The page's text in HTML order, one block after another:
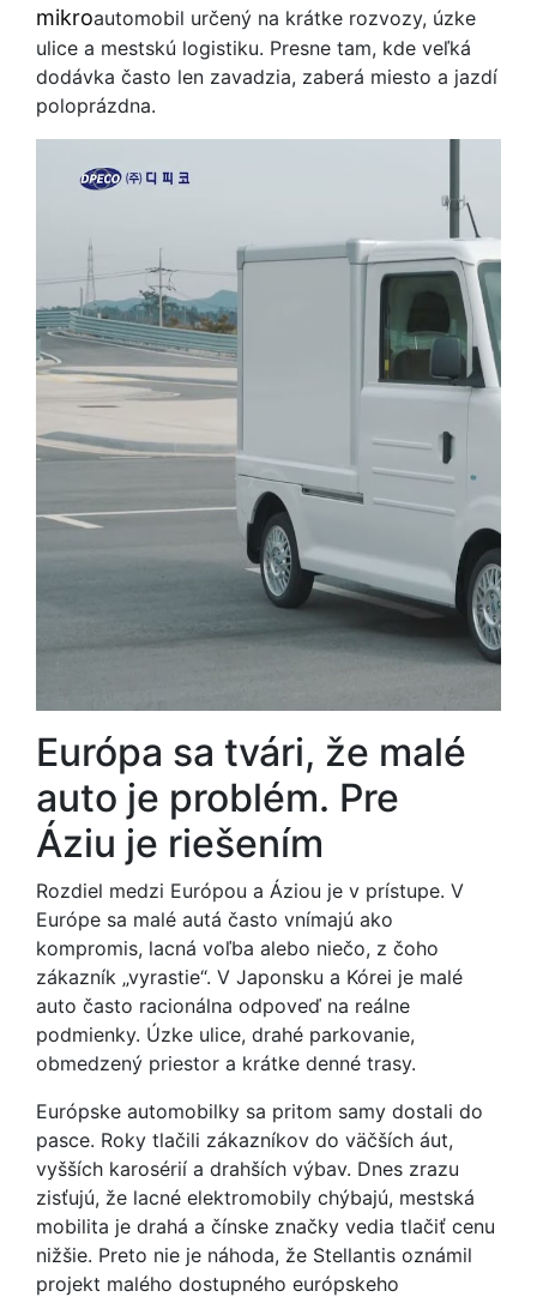
mikroautomobil určený na krátke rozvozy, úzke
ulice a mestskú logistiku. Presne tam, kde veľká
dodávka často len zavadzia, zaberá miesto a jazdí
poloprázdna.
Európa sa tvári, že malé
auto je problém. Pre
Áziu je riešením
Rozdiel medzi Európou a Áziou je v prístupe. V
Európe sa malé autá často vnímajú ako
kompromis, lacná voľba alebo niečo, z čoho
zákazník „vyrastie“. V Japonsku a Kórei je malé
auto často racionálna odpoveď na reálne
podmienky. Úzke ulice, drahé parkovanie,
obmedzený priestor a krátke denné trasy.
Európske automobilky sa pritom samy dostali do
pasce. Roky tlačili zákazníkov do väčších áut,
vyšších karosérií a drahších výbav. Dnes zrazu
zisťujú, že lacné elektromobily chýbajú, mestská
mobilita je drahá a čínske značky vedia tlačiť cenu
nižšie. Preto nie je náhoda, že Stellantis oznámil
projekt malého dostupného európskeho